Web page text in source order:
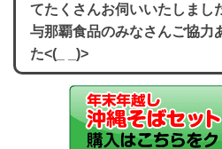
てたくさんお伺いいたしまし
与那覇食品のみなさんご協力
た<(_ _)>